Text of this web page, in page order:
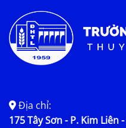
Địa chỉ:
175 Tây Sơn - P. Kim Liên